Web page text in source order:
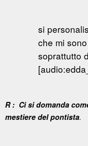
si
che mi
soprattutto
R : Ci si domanda
mestiere del pontista.